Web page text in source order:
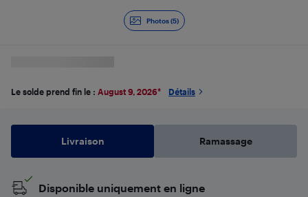
Photos (5)
Le solde prend fin le : August 9, 2026* Détails
Livraison Ramassage
Disponible uniquement en ligne